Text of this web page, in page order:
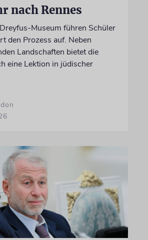
nach Rennes
Museum führen Schüler
den Prozess auf. Neben
Landschaften bietet die
eine Lektion in jüdischer